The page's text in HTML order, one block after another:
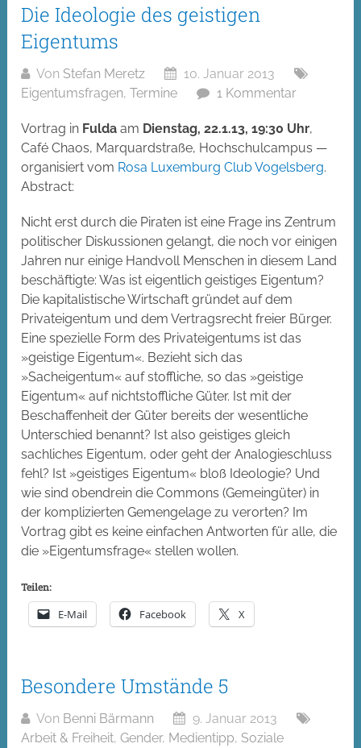
Die Ideologie des geistigen
Eigentums
Von Stefan Meretz
10. Januar 2013
Eigentumsfragen,Termine 1 Kommentar
Vortrag in Fulda am Dienstag, 22.1.13, 19:30 Uhr,
Café Chaos, Marquardstraße, Hochschulcampus —
organisiert vom Rosa Luxemburg Club Vogelsberg.
Abstract:
Nicht erst durch die Piraten ist eine Frage ins Zentrum
politischer Diskussionen gelangt, die noch vor einigen
Jahren nur einige Handvoll Menschen in diesem Land
beschäftigte: Was ist eigentlich geistiges Eigentum?
Die kapitalistische Wirtschaft gründet auf dem
Privateigentum und dem Vertragsrecht freier Bürger.
Eine spezielle Form des Privateigentums ist das
»geistige Eigentum«. Bezieht sich das
»Sacheigentum« auf stoffliche, so das »geistige
Eigentum« auf nichtstoffliche Güter. Ist mit der
Beschaffenheit der Güter bereits der wesentliche
Unterschied benannt? Ist also geistiges gleich
sachliches Eigentum, oder geht der Analogieschluss
fehl? Ist »geistiges Eigentum« bloß Ideologie? Und
wie sind obendrein die Commons (Gemeingüter) in
der komplizierten Gemengelage zu verorten? Im
Vortrag gibt es keine einfachen Antworten für alle, die
die »Eigentumsfrage« stellen wollen.
Teilen:
E-Mail Facebook X
Besondere Umstände 5
Von Benni Bärmann
9. Januar 2013
Arbeit & Freiheit,Gender, Medientipp, Soziale